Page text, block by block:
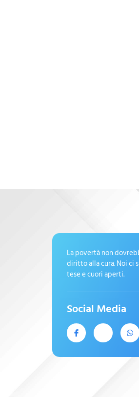
La povertà non
diritto alla cura. Noi ci
tese e cuori aperti.
Social Media